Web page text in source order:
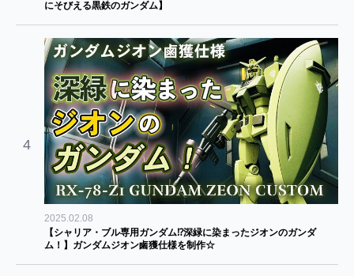
にそびえる黒鉄のガンダム】
4
2025.02.08
【シャリア・ブル専用ガンダム⁉深緑に染まったジオンのガンダ
ム！】ガンダムジオン鹵獲仕様を制作☆